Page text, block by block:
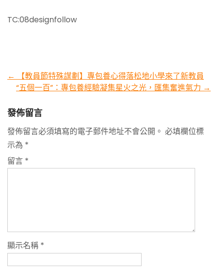
TC:08designfollow
Post
navigation
←
【教員節特殊謀劃】專包養心得落松地小學來了新教員
“五個一百”：專包養經驗凝集星火之光，匯集奮進氣力 →
發佈留言
發佈留言必須填寫的電子郵件地址不會公開。 必填欄位標
示為 *
留言 *
顯示名稱 *